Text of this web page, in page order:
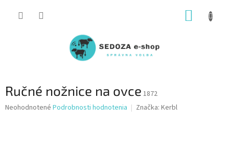
Ručné nožnice na ovce 1872
Priemerné
Neohodnotené Podrobnosti hodnotenia Značka: Kerbl